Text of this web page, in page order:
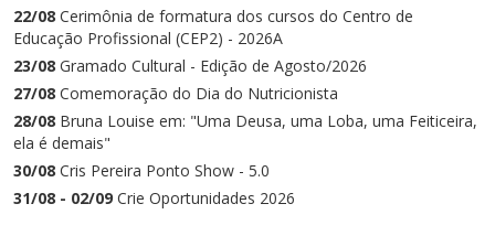
22/08 Cerimônia de formatura dos cursos do Centro de
Educação Profissional (CEP2) - 2026A
23/08 Gramado Cultural - Edição de Agosto/2026
27/08 Comemoração do Dia do Nutricionista
28/08 Bruna Louise em: "Uma Deusa, uma Loba, uma Feiticeira,
ela é demais"
30/08 Cris Pereira Ponto Show - 5.0
31/08 - 02/09 Crie Oportunidades 2026